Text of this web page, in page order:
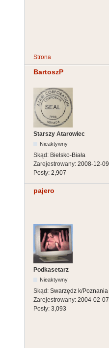
Strona
BartoszP
Starszy Atarowiec
Nieaktywny
Skąd: Bielsko-Biała
Zarejestrowany: 2008-12-09
Posty: 2,907
pajero
Podkasetarz
Nieaktywny
Skąd: Swarzędz k/Poznania
Zarejestrowany: 2004-02-07
Posty: 3,093